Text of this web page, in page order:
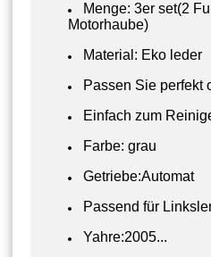
Menge: 3er set(2
Motorhaube)
Material: Eko leder
Passen Sie perfekt
Einfach zum
Farbe: grau
Getriebe:Automat
Passend für
Yahre:2005...